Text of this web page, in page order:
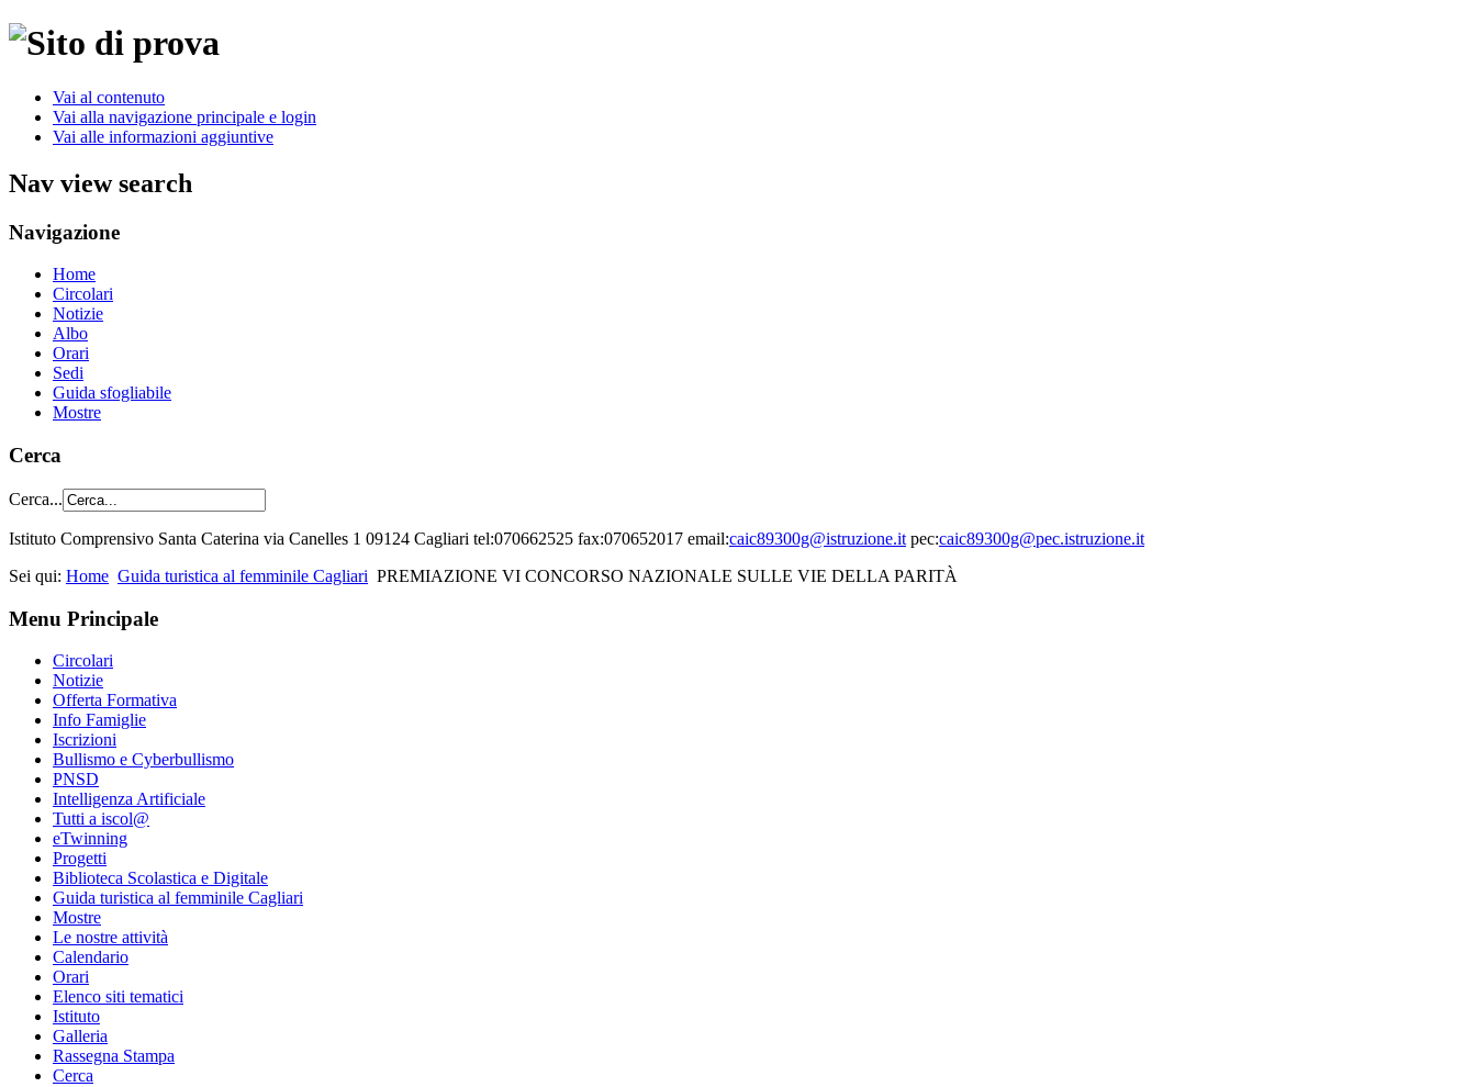
Vai al contenuto
Vai alla navigazione principale e login
Vai alle informazioni aggiuntive
Nav view search
Navigazione
Home
Circolari
Notizie
Albo
Orari
Sedi
Guida sfogliabile
Mostre
Cerca
Cerca...
Istituto Comprensivo Santa Caterina via Canelles 1 09124 Cagliari tel:070662525 fax:070652017 email:caic89300g@istruzione.it pec:caic89300g@pec.istruzione.it
Sei qui: Home Guida turistica al femminile Cagliari PREMIAZIONE VI CONCORSO NAZIONALE SULLE VIE DELLA PARITÀ
Menu Principale
Circolari
Notizie
Offerta Formativa
Info Famiglie
Iscrizioni
Bullismo e Cyberbullismo
PNSD
Intelligenza Artificiale
Tutti a iscol@
eTwinning
Progetti
Biblioteca Scolastica e Digitale
Guida turistica al femminile Cagliari
Mostre
Le nostre attività
Calendario
Orari
Elenco siti tematici
Istituto
Galleria
Rassegna Stampa
Cerca